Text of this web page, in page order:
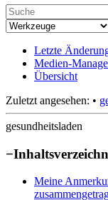
Letzte
Medien-
Übersicht
Zuletzt angesehen: •
gesundheitsladen
−
Meine